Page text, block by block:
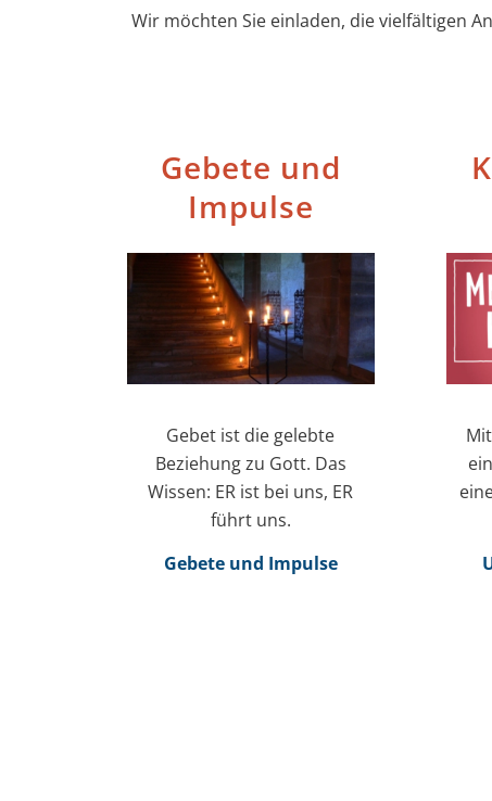
Wir möchten Sie einladen, die vielfältigen
Gebete und
Impulse
Gebet ist die gelebte
Beziehung zu Gott. Das
Wissen: ER ist bei uns, ER
führt uns.
Gebete und Impulse